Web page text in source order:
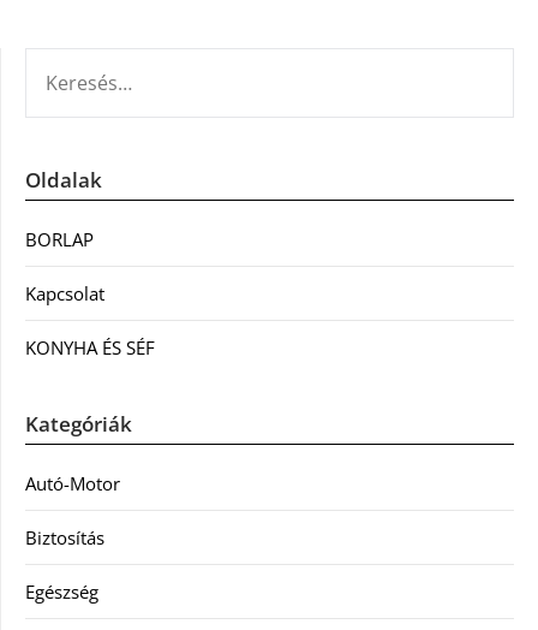
Oldalak
BORLAP
Kapcsolat
KONYHA ÉS SÉF
Kategóriák
Autó-Motor
Biztosítás
Egészség